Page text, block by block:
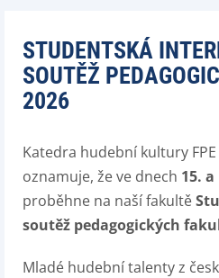
STUDENTSKÁ
SOUTĚŽ
2026
Katedra hudební kultury
oznamuje, že ve dnech 15.
proběhne na naší fakultě
soutěž pedagogických
Mladé hudební talenty z